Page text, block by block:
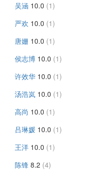
吴涵 10.0 (1)
严欢 10.0 (1)
唐姗 10.0 (1)
侯志博 10.0 (1)
许效华 10.0 (1)
汤浩岚 10.0 (1)
高尚 10.0 (1)
吕琳媛 10.0 (1)
王洋 10.0 (1)
陈锋 8.2 (4)